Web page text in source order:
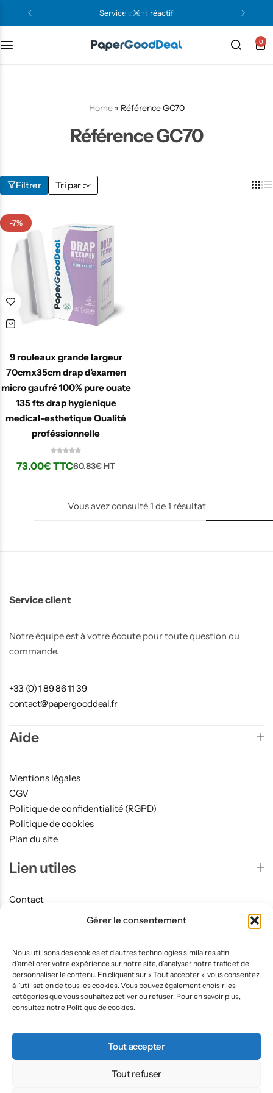
Gérer le consentement
Nous utilisons des cookies et d’autres technologies similaires afin
d’améliorer votre expérience sur notre site, d’analyser notre trafic et de
personnaliser le contenu. En cliquant sur « Tout accepter », vous consentez
à l’utilisation de tous les cookies. Vous pouvez également choisir les
catégories que vous souhaitez activer ou refuser. Pour en savoir plus,
consultez notre Politique de cookies.
Tout accepter
Tout refuser
service client réactif
0
Home» Référence GC70
Référence GC70
Filtrer Tri par :
-7%
9 rouleaux grande largeur
70cmx35cm drap d’examen
micro gaufré 100% pure ouate
135 fts drap hygienique
medical-esthetique Qualité
proféssionnelle
73.00€TTC60.83€ HT
Vous avez consulté1 de1 résultat
Service client
Notre équipe est à votre écoute pour toute question ou
commande.
+33 (0) 1 89 86 11 39
contact@papergooddeal.fr
Aide
Mentions légales
CGV
Politique de confidentialité (RGPD)
Politique de cookies
Plan du site
Lien utiles
Contact
Texture Lisse
Inscription à la newsletter
©2026 Papergooddeal — Site réalisé par
Tous droits réservés.
Texture Lisse
Micro Gaufré